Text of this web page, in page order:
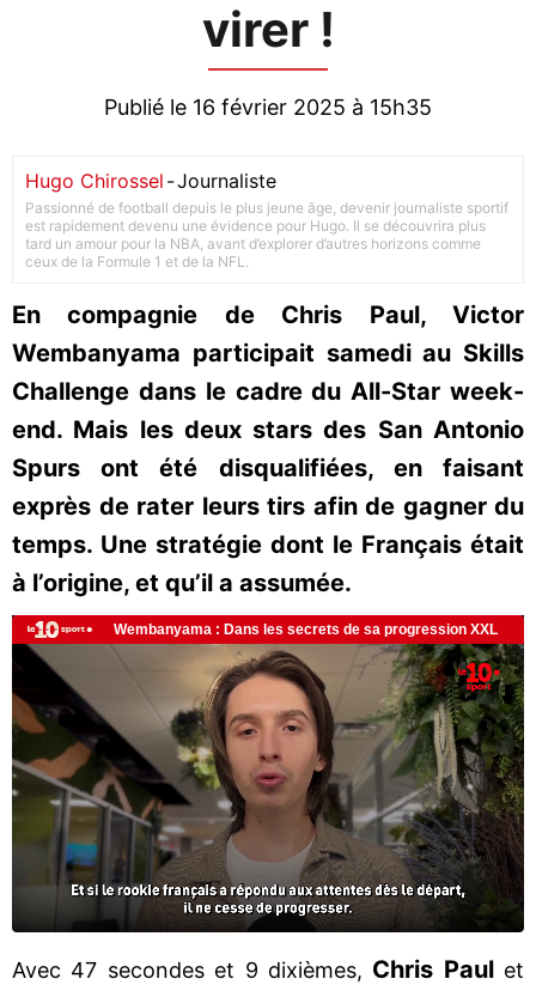
virer !
Publié le 16 février 2025 à 15h35
Hugo Chirossel -Journaliste
Passionné de football depuis le plus jeune âge, devenir journaliste sportif
est rapidement devenu une évidence pour Hugo. Il se découvrira plus
tard un amour pour la NBA, avant d’explorer d’autres horizons comme
ceux de la Formule 1 et de la NFL.
En compagnie de Chris Paul, Victor
Wembanyama participait samedi au Skills
Challenge dans le cadre du All-Star week-
end. Mais les deux stars des San Antonio
Spurs ont été disqualifiées, en faisant
exprès de rater leurs tirs afin de gagner du
temps. Une stratégie dont le Français était
à l’origine, et qu’il a assumée.
Avec 47 secondes et 9 dixièmes, Chris Paul et